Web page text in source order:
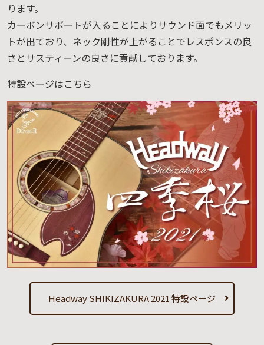
ります。
カーボンサポートが入ることによりサウンド面でもメリッ
トが出ており、ネック剛性が上がることでレスポンスの良
さとサスティーンの良さに貢献しております。
特設ページはこちら
Headway SHIKIZAKURA 2021 特設ページ